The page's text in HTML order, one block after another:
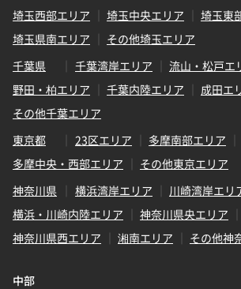
埼玉西部エリア
埼玉中央エリア
埼玉東
埼玉県南エリア
その他埼玉エリア
千葉県
千葉湾岸エリア
流山・松戸エ
野田・柏エリア
千葉内陸エリア
成田エ
その他千葉エリア
東京都
23区エリア
多摩南部エリア
多摩中央・西部エリア
その他東京エリア
神奈川県
横浜湾岸エリア
川崎湾岸エリ
横浜・川崎内陸エリア
神奈川県央エリア
神奈川県西エリア
湘南エリア その他神
中部